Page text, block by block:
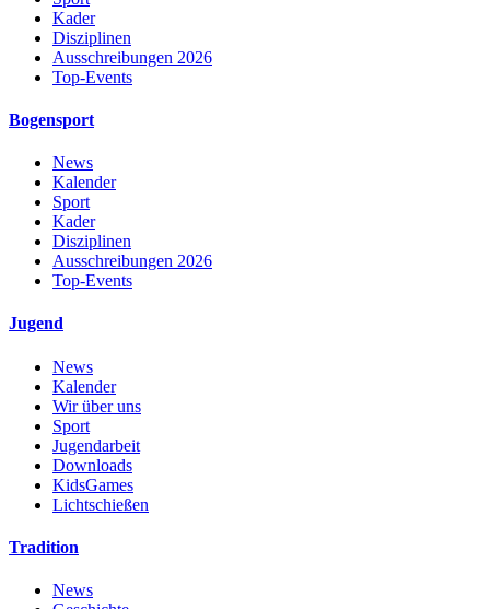
Kader
Disziplinen
Ausschreibungen 2026
Top-Events
Bogensport
News
Kalender
Sport
Kader
Disziplinen
Ausschreibungen 2026
Top-Events
Jugend
News
Kalender
Wir über uns
Sport
Jugendarbeit
Downloads
KidsGames
Lichtschießen
Tradition
News